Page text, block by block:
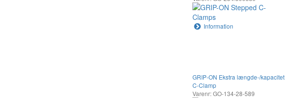
Information
GRIP-ON Ekstra længde-/kapacitet
C-Clamp
Varenr: GO-134-28-589